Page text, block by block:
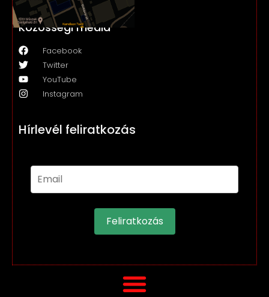
Közösségi média
Facebook
Twitter
YouTube
Instagram
Hírlevél feliratkozás
Feliratkozás